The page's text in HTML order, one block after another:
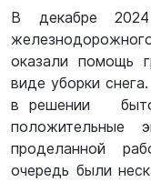
В декабре 2024
оказали помощь
виде уборки
в решении
положительные
проделанной
очередь были